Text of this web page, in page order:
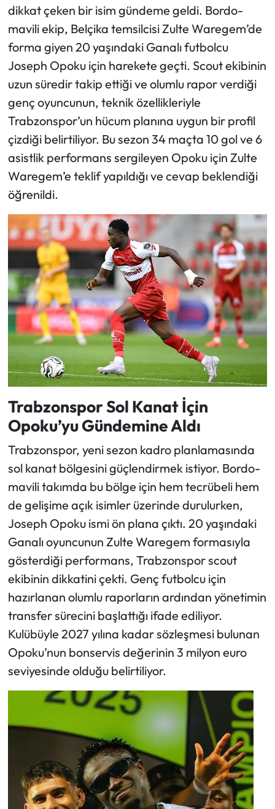
dikkat çeken bir isim gündeme geldi. Bordo-
mavili ekip, Belçika temsilcisi Zulte Waregem’de
forma giyen 20 yaşındaki Ganalı futbolcu
Joseph Opoku için harekete geçti. Scout ekibinin
uzun süredir takip ettiği ve olumlu rapor verdiği
genç oyuncunun, teknik özellikleriyle
Trabzonspor’un hücum planına uygun bir profil
çizdiği belirtiliyor. Bu sezon 34 maçta 10 gol ve 6
asistlik performans sergileyen Opoku için Zulte
Waregem’e teklif yapıldığı ve cevap beklendiği
öğrenildi.
Trabzonspor Sol Kanat İçin
Opoku’yu Gündemine Aldı
Trabzonspor, yeni sezon kadro planlamasında
sol kanat bölgesini güçlendirmek istiyor. Bordo-
mavili takımda bu bölge için hem tecrübeli hem
de gelişime açık isimler üzerinde durulurken,
Joseph Opoku ismi ön plana çıktı. 20 yaşındaki
Ganalı oyuncunun Zulte Waregem formasıyla
gösterdiği performans, Trabzonspor scout
ekibinin dikkatini çekti. Genç futbolcu için
hazırlanan olumlu raporların ardından yönetimin
transfer sürecini başlattığı ifade ediliyor.
Kulübüyle 2027 yılına kadar sözleşmesi bulunan
Opoku’nun bonservis değerinin 3 milyon euro
seviyesinde olduğu belirtiliyor.